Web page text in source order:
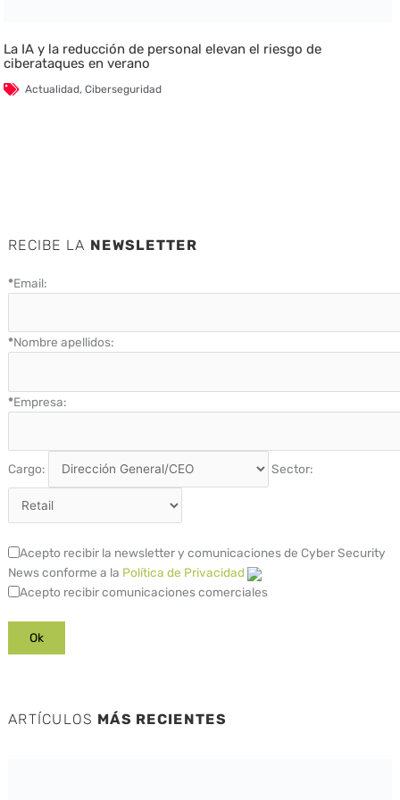
La IA y la reducción de personal elevan el riesgo de
ciberataques en verano
Actualidad,Ciberseguridad
RECIBE LA NEWSLETTER
*Email:
*Nombre apellidos:
*Empresa:
Cargo: Sector:
Acepto recibir la newsletter y comunicaciones de Cyber Security
News conforme a la Política de Privacidad
Acepto recibir comunicaciones comerciales
ARTÍCULOS MÁS RECIENTES